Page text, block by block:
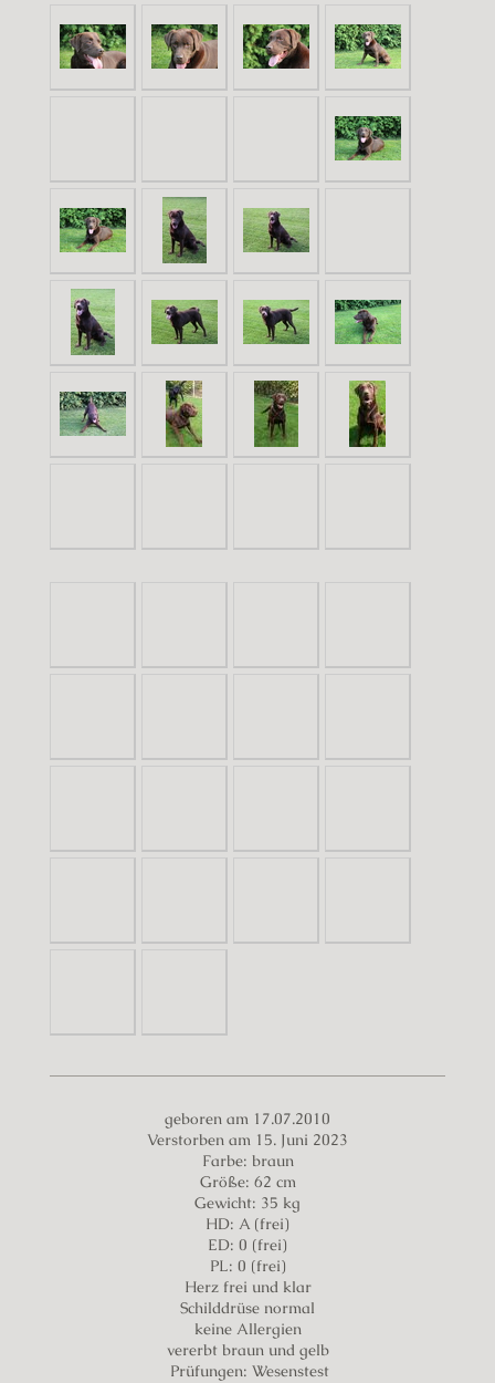
geboren am 17.07.2010
Verstorben am 15. Juni 2023
Farbe: braun
Größe: 62 cm
Gewicht: 35 kg
HD: A (frei)
ED: 0 (frei)
PL: 0 (frei)
Herz frei und klar
Schilddrüse normal
keine Allergien
vererbt braun und gelb
Prüfungen: Wesenstest